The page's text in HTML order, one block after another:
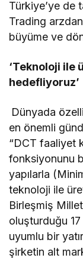
Türkiye’ye de
Trading
büyüme ve
‘Teknoloji ile
hedefliyoruz’
Dünyada
en önemli
“DCT faaliyet
fonksiyonunu
yapılarla
teknoloji ile
Birleşmiş
oluşturduğu
uyumlu bir
şirketin alt